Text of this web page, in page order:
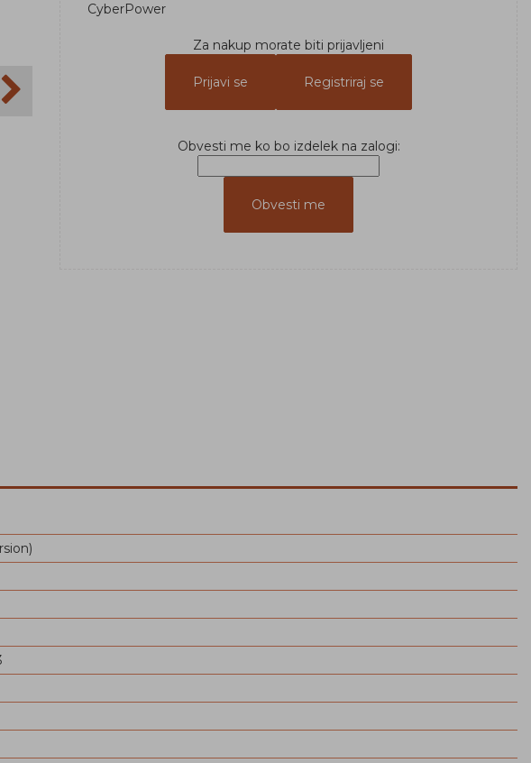
CyberPower
Za nakup morate biti prijavljeni
Prijavi se Registriraj se
Obvesti me ko bo izdelek na zalogi: